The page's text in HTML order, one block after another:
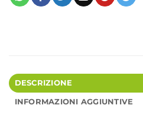
DESCRIZIONE
INFORMAZIONI AGGIUNTIVE